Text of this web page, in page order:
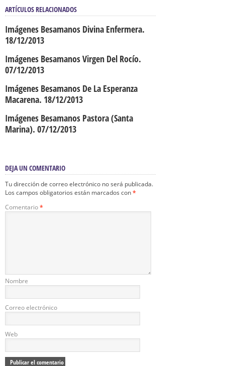
ARTÍCULOS RELACIONADOS
Imágenes Besamanos Divina Enfermera.
18/12/2013
Imágenes Besamanos Virgen Del Rocío.
07/12/2013
Imágenes Besamanos De La Esperanza
Macarena. 18/12/2013
Imágenes Besamanos Pastora (Santa
Marina). 07/12/2013
DEJA UN COMENTARIO
Tu dirección de correo electrónico no será publicada.
Los campos obligatorios están marcados con*
Comentario*
Nombre
Correo electrónico
Web